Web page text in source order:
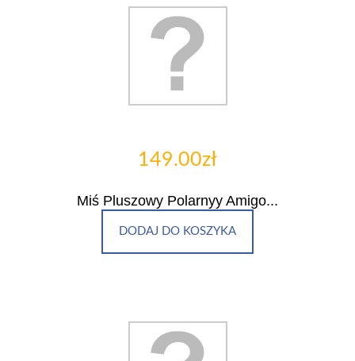
149.00zł
Miś Pluszowy Polarnyy Amigo...
DODAJ DO KOSZYKA